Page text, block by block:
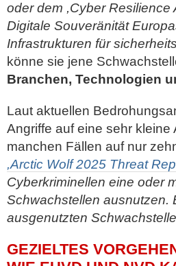
oder dem ,Cyber Resilience
Digitale Souveränität
Infrastrukturen für
könne sie jene
Branchen, Technologien
Laut aktuellen
Angriffe auf eine sehr
manchen Fällen auf nur
,Arctic Wolf 2025 Threat
Cyberkriminellen eine oder
Schwachstellen ausnutzen.
ausgenutzten
GEZIELTES